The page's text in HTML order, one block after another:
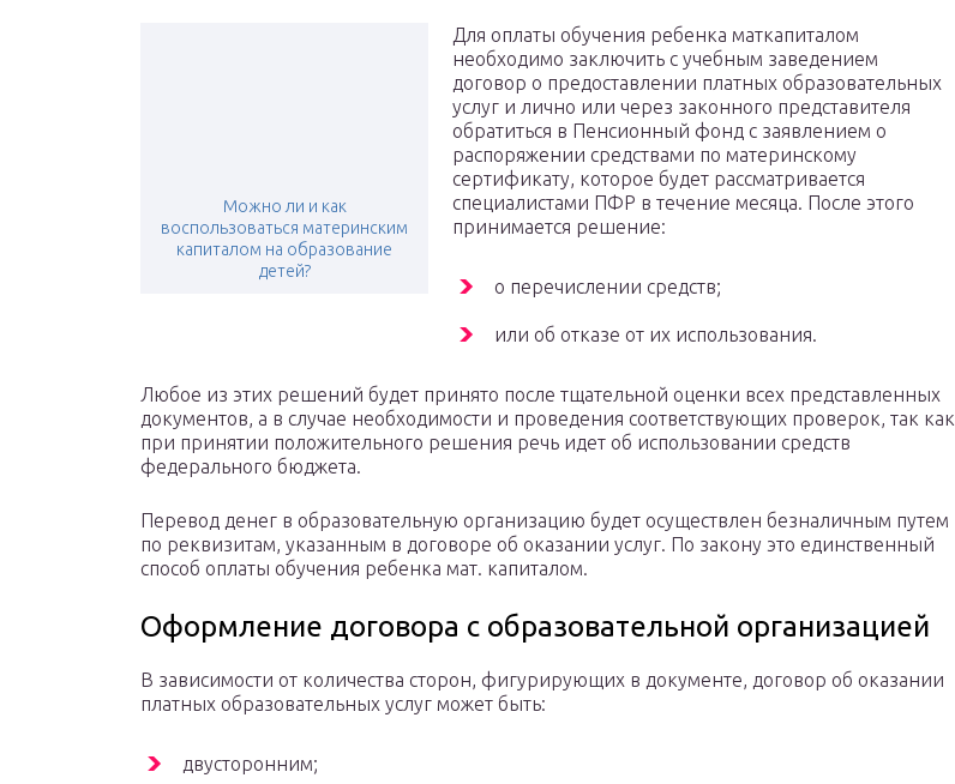
Можно ли и как
воспользоваться материнским
капиталом на образование
детей?
Для оплаты обучения ребенка маткапиталом
необходимо заключить с учебным заведением
договор о предоставлении платных образовательных
услуг и лично или через законного представителя
обратиться в Пенсионный фонд с заявлением о
распоряжении средствами по материнскому
сертификату, которое будет рассматривается
специалистами ПФР в течение месяца. После этого
принимается решение:
о перечислении средств;
или об отказе от их использования.
Любое из этих решений будет принято после тщательной оценки всех представленных
документов, а в случае необходимости и проведения соответствующих проверок, так как
при принятии положительного решения речь идет об использовании средств
федерального бюджета.
Перевод денег в образовательную организацию будет осуществлен безналичным путем
по реквизитам, указанным в договоре об оказании услуг. По закону это единственный
способ оплаты обучения ребенка мат. капиталом.
Оформление договора с образовательной организацией
В зависимости от количества сторон, фигурирующих в документе, договор об оказании
платных образовательных услуг может быть:
двусторонним;